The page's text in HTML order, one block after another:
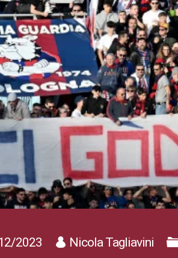
2023 Nicola Tagliavini